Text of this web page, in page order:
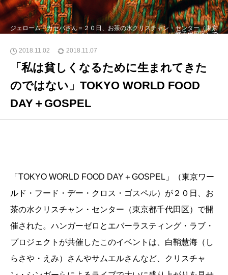
ジェローム・カセバさん＝２０日、お茶の水クリスチャン・センター（東京
都千代田区）で
2018.11.02 2018.11.07
「私は貧しくなるために生まれてきた
のではない」TOKYO WORLD FOOD
DAY＋GOSPEL
「TOKYO WORLD FOOD DAY＋GOSPEL」（東京ワー
ルド・フード・デー・クロス・ゴスペル）が２０日、お
茶の水クリスチャン・センター（東京都千代田区）で開
催された。ハンガーゼロとエバーラスティング・ラブ・
プロジェクトが共催したこのイベントは、白鞘慧海（し
らさや・えみ）さんやサムエルさんなど、クリスチャ